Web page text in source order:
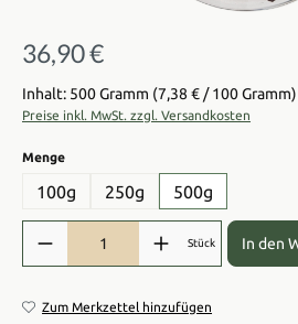
Regulärer Preis:
36,90 €
Inhalt: 500 Gramm (7,38 € / 100 Gramm)
Preise inkl. MwSt. zzgl. Versandkosten
Mengeauswählen
100g 250g 500g
Produkt Anzahl: Gib den
Stück In den
Zum Merkzettel hinzufügen